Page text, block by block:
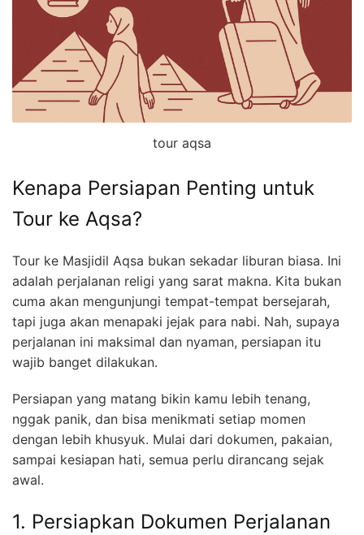
tour aqsa
Kenapa Persiapan Penting untuk
Tour ke Aqsa?
Tour ke Masjidil Aqsa bukan sekadar liburan biasa. Ini
adalah perjalanan religi yang sarat makna. Kita bukan
cuma akan mengunjungi tempat-tempat bersejarah,
tapi juga akan menapaki jejak para nabi. Nah, supaya
perjalanan ini maksimal dan nyaman, persiapan itu
wajib banget dilakukan.
Persiapan yang matang bikin kamu lebih tenang,
nggak panik, dan bisa menikmati setiap momen
dengan lebih khusyuk. Mulai dari dokumen, pakaian,
sampai kesiapan hati, semua perlu dirancang sejak
awal.
1. Persiapkan Dokumen Perjalanan